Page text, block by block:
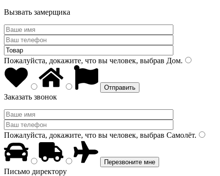
Вызвать замерщика
Пожалуйста, докажите, что вы человек, выбрав Дом.
Заказать звонок
Пожалуйста, докажите, что вы человек, выбрав Самолёт.
Письмо директору